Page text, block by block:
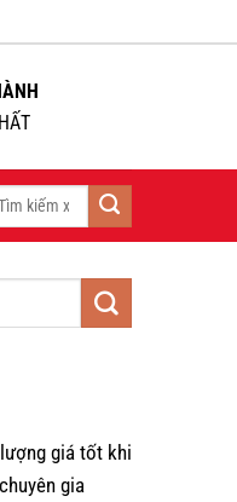
giá tốt khi
gia